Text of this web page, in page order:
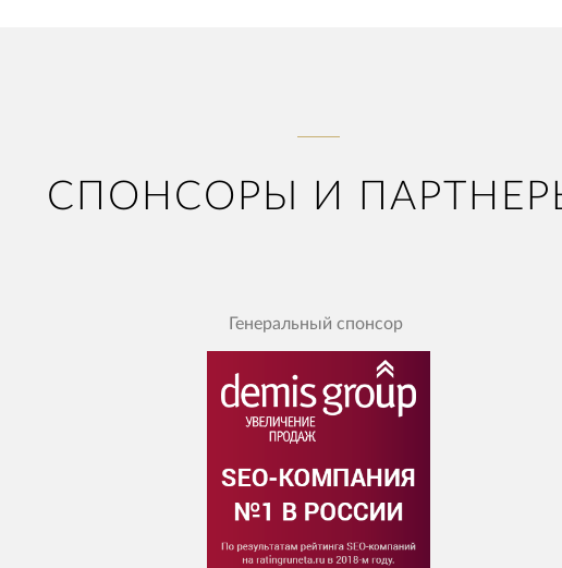
СПОНСОРЫ И
Генеральный спонсор